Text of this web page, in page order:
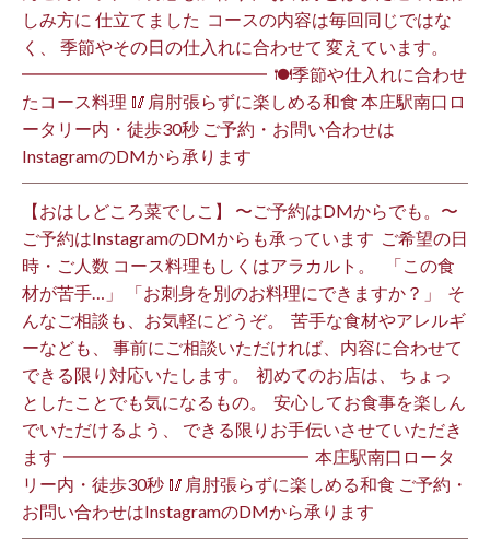
しみ方に 仕立てました️ ⁡ コースの内容は毎回同じではな
く、 季節やその日の仕入れに合わせて 変えています。 ⁡
━━━━━━━━━━━━━━ ⁡ 🍽季節や仕入れに合わせ
たコース料理 🥢肩肘張らずに楽しめる和食 本庄駅南口ロ
ータリー内・徒歩30秒 ご予約・お問い合わせは
InstagramのDMから承ります ⁡
【おはしどころ菜でしこ】 〜ご予約はDMからでも。〜 ⁡
ご予約はInstagramのDMからも承っています ⁡ ご希望の日
時・ご人数 コース料理もしくはアラカルト。 ⁡ ⁡ 「この食
材が苦手…」 「お刺身を別のお料理にできますか？」 ⁡ そ
んなご相談も、お気軽にどうぞ。 ⁡ 苦手な食材やアレルギ
ーなども、 事前にご相談いただければ、内容に合わせて
できる限り対応いたします。 ⁡ 初めてのお店は、 ちょっ
としたことでも気になるもの。 ⁡ 安心してお食事を楽しん
でいただけるよう、 できる限りお手伝いさせていただき
ます️ ⁡ ━━━━━━━━━━━━━━ ⁡ 本庄駅南口ロータ
リー内・徒歩30秒 🥢肩肘張らずに楽しめる和食 ご予約・
お問い合わせはInstagramのDMから承ります ⁡